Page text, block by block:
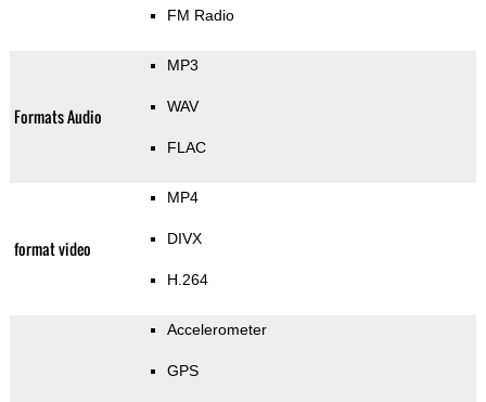
FM Radio
Formats Audio
MP3
WAV
FLAC
format video
MP4
DIVX
H.264
Accelerometer
GPS